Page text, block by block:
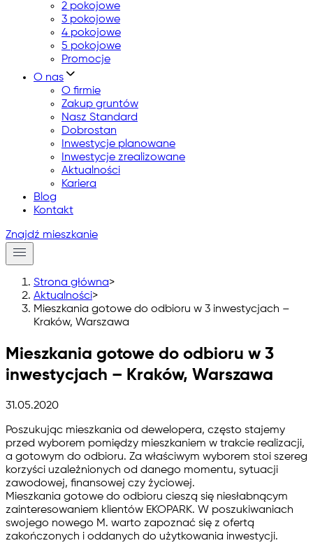
2 pokojowe
3 pokojowe
4 pokojowe
5 pokojowe
Promocje
O nas
O firmie
Zakup gruntów
Nasz Standard
Dobrostan
Inwestycje planowane
Inwestycje zrealizowane
Aktualności
Kariera
Blog
Kontakt
Znajdź mieszkanie
Strona główna>
Aktualności>
Mieszkania gotowe do odbioru w 3 inwestycjach –
Kraków, Warszawa
Mieszkania gotowe do odbioru w 3
inwestycjach – Kraków, Warszawa
31.05.2020
Poszukując mieszkania od dewelopera, często stajemy
przed wyborem pomiędzy mieszkaniem w trakcie realizacji,
a gotowym do odbioru. Za właściwym wyborem stoi szereg
korzyści uzależnionych od danego momentu, sytuacji
zawodowej, finansowej czy życiowej.
Mieszkania gotowe do odbioru cieszą się niesłabnącym
zainteresowaniem klientów EKOPARK. W poszukiwaniach
swojego nowego M. warto zapoznać się z ofertą
zakończonych i oddanych do użytkowania inwestycji.